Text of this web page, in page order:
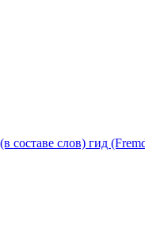
составе слов) гид